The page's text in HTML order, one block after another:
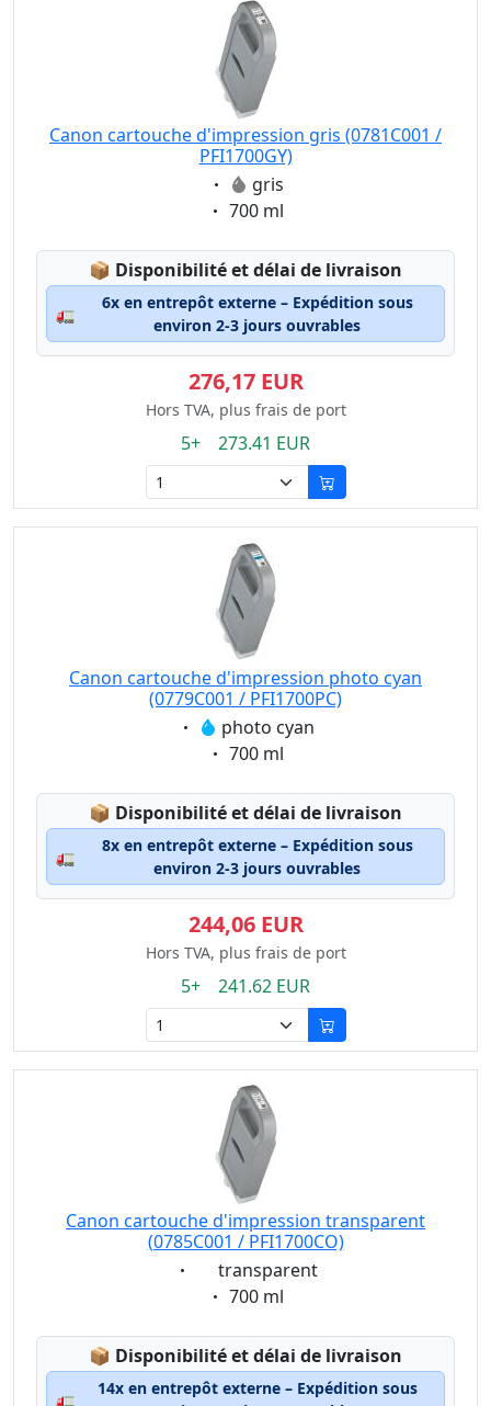
Canon cartouche d'impression gris (0781C001 /
PFI1700GY)
Eigenschaft:
gris
Eigenschaft:
700 ml
📦 Lagerstatus:
Disponibilité et délai de livraison
🚛
6x en entrepôt externe – Expédition sous
environ 2-3 jours ouvrables
276,17 EUR
Hors TVA, plus frais de port
5+ 273.41 EUR
Canon cartouche d'impression photo cyan
(0779C001 / PFI1700PC)
Eigenschaft:
photo cyan
Eigenschaft:
700 ml
📦 Lagerstatus:
Disponibilité et délai de livraison
🚛
8x en entrepôt externe – Expédition sous
environ 2-3 jours ouvrables
244,06 EUR
Hors TVA, plus frais de port
5+ 241.62 EUR
Canon cartouche d'impression transparent
(0785C001 / PFI1700CO)
Eigenschaft:
transparent
Eigenschaft:
700 ml
📦 Lagerstatus:
Disponibilité et délai de livraison
🚛
14x en entrepôt externe – Expédition sous